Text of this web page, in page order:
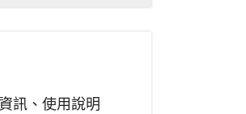
訊、使用說明